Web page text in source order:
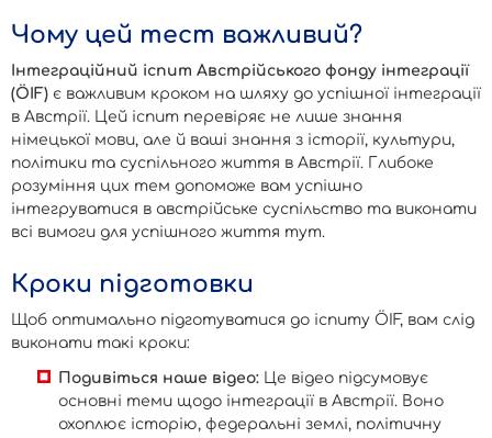
Чому цей тест важливий?
Інтеграційний іспит Австрійського фонду інтеграції
(ÖIF) є важливим кроком на шляху до успішної інтеграції
в Австрії. Цей іспит перевіряє не лише знання
німецької мови, але й ваші знання з історії, культури,
політики та суспільного життя в Австрії. Глибоке
розуміння цих тем допоможе вам успішно
інтегруватися в австрійське суспільство та виконати
всі вимоги для успішного життя тут.
Кроки підготовки
Щоб оптимально підготуватися до іспиту ÖIF, вам слід
виконати такі кроки:
Подивіться наше відео: Це відео підсумовує
основні теми щодо інтеграції в Австрії. Воно
охоплює історію, федеральні землі, політичну